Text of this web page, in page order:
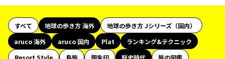
すべて 地球の歩き方 海外
地球の歩き方 Jシリーズ（国内）
aruco 海外
aruco 国内 Plat
ランキング&テクニック
Resort Style
島旅 御朱印 歴史時代
旅の図鑑